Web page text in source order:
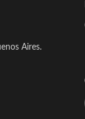
Aires.